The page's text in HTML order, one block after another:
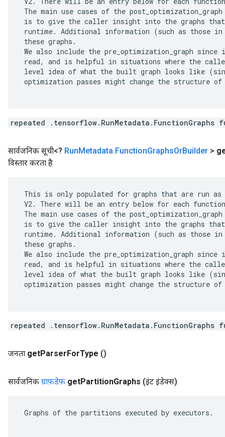
The main use cases of the
is to give the caller insight into the graphs that
runtime. Additional information (such as those
these graphs.
We also include the pre_optimization_graph
read, and is helpful in situations where the
level idea of what the built graph looks like
optimization passes might change the structure
repeated .tensorflow.RunMetadata.FunctionGraphs
सार्वजनिक सूची<? RunMetadata.FunctionGraphsOrBuilder >
विस्तार करता है
This is only populated for graphs that are run as
V2. There will be an entry below for each
The main use cases of the
is to give the caller insight into the graphs that
runtime. Additional information (such as those
these graphs.
We also include the pre_optimization_graph
read, and is helpful in situations where the
level idea of what the built graph looks like
optimization passes might change the structure
repeated .tensorflow.RunMetadata.FunctionGraphs
जनता getParserForType ()
सार्वजनिक ग्राफ़डेफ़ getPartitionGraphs (इंट इंडेक्स)
Graphs of the partitions executed by executors.